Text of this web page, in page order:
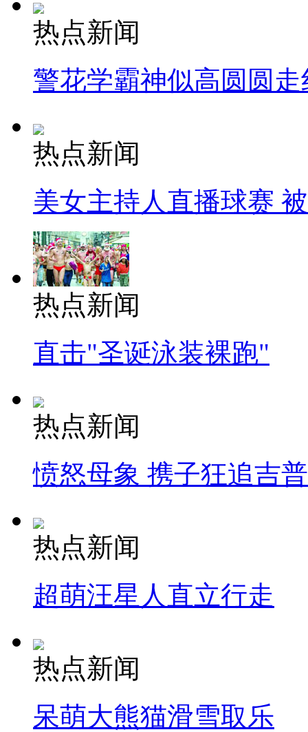
热点新闻
警花学霸神似高圆圆走
热点新闻
美女主持人直播球赛
热点新闻
直击"圣诞泳装裸跑"
热点新闻
愤怒母象 携子狂追吉
热点新闻
超萌汪星人直立行走
热点新闻
呆萌大熊猫滑雪取乐